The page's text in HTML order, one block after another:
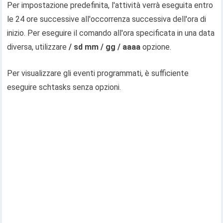
Per impostazione predefinita, l'attività verrà eseguita entro
le 24 ore successive all'occorrenza successiva dell'ora di
inizio. Per eseguire il comando all'ora specificata in una data
diversa, utilizzare/ sd mm / gg / aaaa opzione.
Per visualizzare gli eventi programmati, è sufficiente
eseguire schtasks senza opzioni.